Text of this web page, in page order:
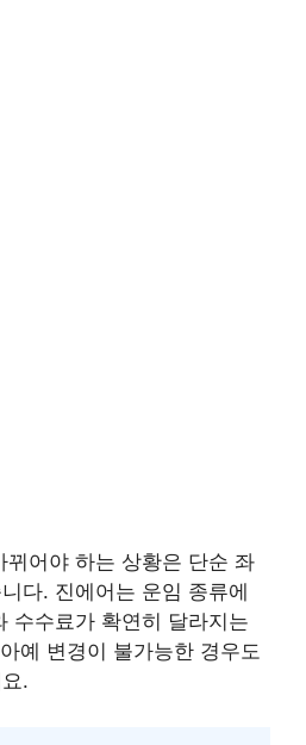
뀌어야 하는 상황은 단순 좌
다. 진에어는 운임 종류에
수수료가 확연히 달라지는
예 변경이 불가능한 경우도
.